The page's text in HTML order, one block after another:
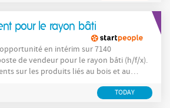
de plans et application
pour le rayon bâti
de vendeur pour le rayon bâti (h/f/x).
sur les produits liés au bois et au
à l'aide d'un transpalette. Vous
TODAY